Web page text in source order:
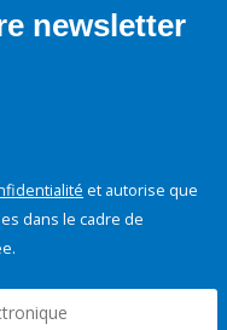
newsletter
et autorise que
dans le cadre de